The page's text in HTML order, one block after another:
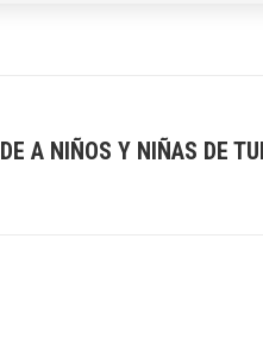
A NIÑOS Y NIÑAS DE